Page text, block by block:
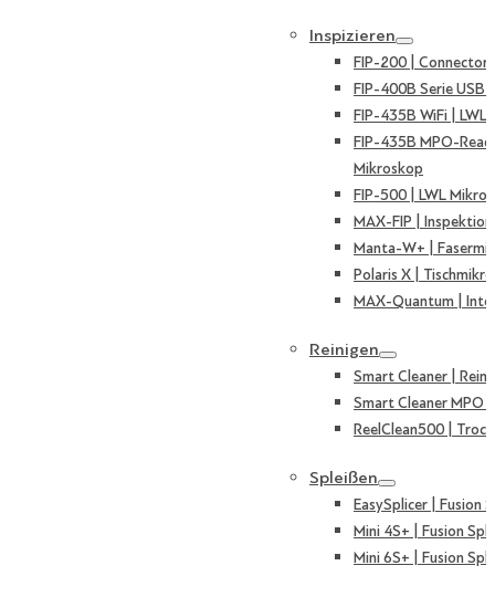
Inspizieren
FIP-200 | Connector
FIP-400B Serie USB
FIP-435B WiFi | LWL
FIP-435B MPO-
Mikroskop
FIP-500 | LWL
MAX-FIP |
Manta-W+ |
Polaris X |
MAX-Quantum |
Reinigen
Smart Cleaner |
Smart Cleaner MPO
ReelClean500 |
Spleißen
EasySplicer | Fusion
Mini 4S+ | Fusion
Mini 6S+ | Fusion